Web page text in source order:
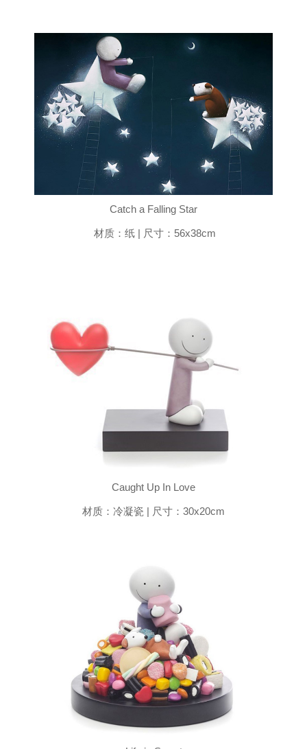
Catch a Falling Star
材质：纸 | 尺寸：56x38cm
Caught Up In Love
材质：冷凝瓷 | 尺寸：30x20cm